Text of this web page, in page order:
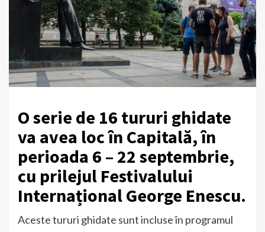
O serie de 16 tururi ghidate
va avea loc în Capitală, în
perioada 6 – 22 septembrie,
cu prilejul Festivalului
Internațional George Enescu.
Aceste tururi ghidate sunt incluse în programul